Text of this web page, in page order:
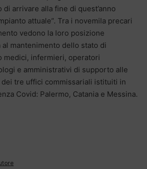
di arrivare alla fine di quest’anno
attuale”. Tra i novemila precari
vedono la loro posizione
mantenimento dello stato di
medici, infermieri, operatori
e amministrativi di supporto alle
tre uffici commissariali istituiti in
Covid: Palermo, Catania e Messina.